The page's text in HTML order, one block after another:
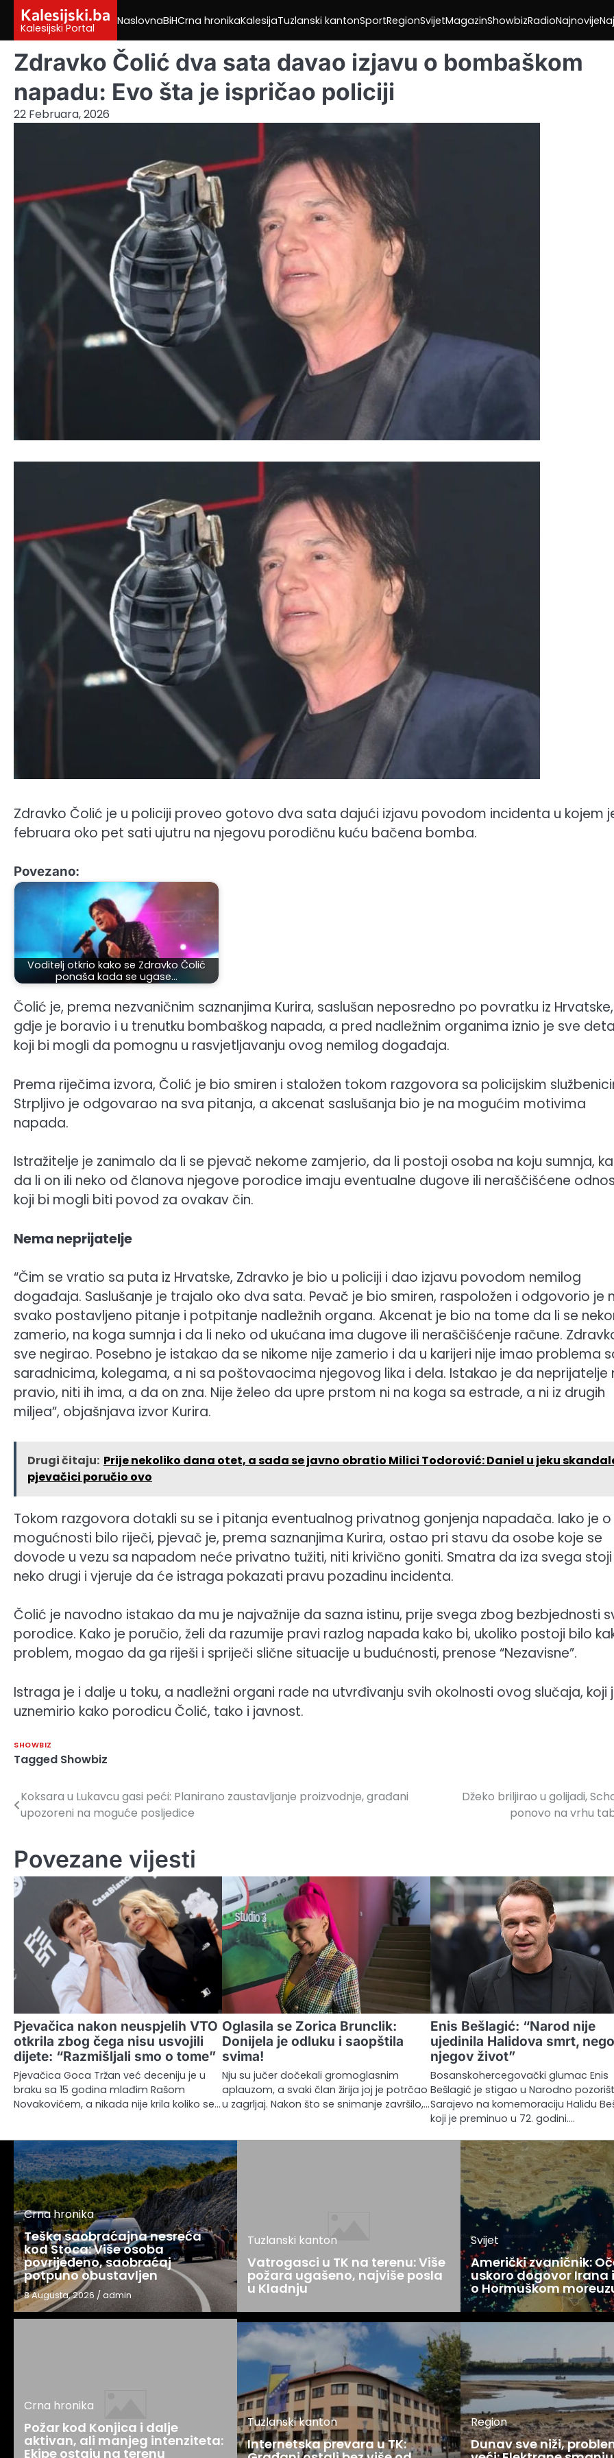
content
Kalesijski.ba
Kalesijski Portal
NaslovnaBiHCrna hronikaKalesijaTuzlanski kantonSportRegionSvijetMagazinShowbizRadioNajnovije
Zdravko Čolić dva sata davao izjavu o bombaškom
napadu: Evo šta je ispričao policiji
22 Februara, 2026
Zdravko Čolić je u policiji proveo gotovo dva sata dajući izjavu povodom incidenta u kojem
februara oko pet sati ujutru na njegovu porodičnu kuću bačena bomba.
Povezano:
Voditelj otkrio kako se Zdravko Čolić
ponaša kada se ugase…
Čolić je, prema nezvaničnim saznanjima Kurira, saslušan neposredno po povratku iz Hrvatske,
gdje je boravio i u trenutku bombaškog napada, a pred nadležnim organima iznio je sve
koji bi mogli da pomognu u rasvjetljavanju ovog nemilog događaja.
Prema riječima izvora, Čolić je bio smiren i staložen tokom razgovora sa policijskim
Strpljivo je odgovarao na sva pitanja, a akcenat saslušanja bio je na mogućim motivima
napada.
Istražitelje je zanimalo da li se pjevač nekome zamjerio, da li postoji osoba na koju sumnja,
da li on ili neko od članova njegove porodice imaju eventualne dugove ili neraščišćene
koji bi mogli biti povod za ovakav čin.
Nema neprijatelje
“Čim se vratio sa puta iz Hrvatske, Zdravko je bio u policiji i dao izjavu povodom nemilog
događaja. Saslušanje je trajalo oko dva sata. Pevač je bio smiren, raspoložen i odgovorio je
svako postavljeno pitanje i potpitanje nadležnih organa. Akcenat je bio na tome da li se
zamerio, na koga sumnja i da li neko od ukućana ima dugove ili neraščišćenje račune.
sve negirao. Posebno je istakao da se nikome nije zamerio i da u karijeri nije imao problema
saradnicima, kolegama, a ni sa poštovaocima njegovog lika i dela. Istakao je da neprijatelje
pravio, niti ih ima, a da on zna. Nije želeo da upre prstom ni na koga sa estrade, a ni iz drugih
miljea”, objašnjava izvor Kurira.
Drugi čitaju: Prije nekoliko dana otet, a sada se javno obratio Milici Todorović: Daniel u jeku
pjevačici poručio ovo
Tokom razgovora dotakli su se i pitanja eventualnog privatnog gonjenja napadača. Iako je
mogućnosti bilo riječi, pjevač je, prema saznanjima Kurira, ostao pri stavu da osobe koje se
dovode u vezu sa napadom neće privatno tužiti, niti krivično goniti. Smatra da iza svega stoji
neko drugi i vjeruje da će istraga pokazati pravu pozadinu incidenta.
Čolić je navodno istakao da mu je najvažnije da sazna istinu, prije svega zbog bezbjednosti
porodice. Kako je poručio, želi da razumije pravi razlog napada kako bi, ukoliko postoji bilo
problem, mogao da ga riješi i spriječi slične situacije u budućnosti, prenose “Nezavisne”.
Istraga je i dalje u toku, a nadležni organi rade na utvrđivanju svih okolnosti ovog slučaja, koji
uznemirio kako porodicu Čolić, tako i javnost.
SHOWBIZ
Tagged Showbiz
Navigacija
članaka
Koksara u Lukavcu gasi peći: Planirano zaustavljanje proizvodnje, građani
upozoreni na moguće posljedice
Džeko briljirao u golijadi,
ponovo na vrhu
Povezane vijesti
Pjevačica nakon neuspjelih VTO
otkrila zbog čega nisu usvojili
dijete: “Razmišljali smo o tome”
Pjevačica Goca Tržan već deceniju je u
braku sa 15 godina mlađim Rašom
Novakovićem, a nikada nije krila koliko se…
Oglasila se Zorica Brunclik:
Donijela je odluku i saopštila
svima!
Nju su jučer dočekali gromoglasnim
aplauzom, a svaki član žirija joj je potrčao
u zagrljaj. Nakon što se snimanje završilo,…
Enis Bešlagić: “Narod nije
ujedinila Halidova smrt, nego
njegov život”
Bosanskohercegovački glumac Enis
Bešlagić je stigao u Narodno
Sarajevo na komemoraciju Halidu
koji je preminuo u 72. godini.…
Crna hronika
Teška saobraćajna nesreća
kod Stoca: Više osoba
povrijeđeno, saobraćaj
potpuno obustavljen
8 Augusta, 2026 /admin
Crna hronika
Požar kod Konjica i dalje
aktivan, ali manjeg intenziteta:
Ekipe ostaju na terenu
Tuzlanski kanton
Vatrogasci u TK na terenu: Više
požara ugašeno, najviše posla
u Kladnju
Tuzlanski kanton
Internetska prevara u TK:
Svijet
Američki zvaničnik:
uskoro dogovor Irana
o Hormuškom
Region
Dunav sve niži,